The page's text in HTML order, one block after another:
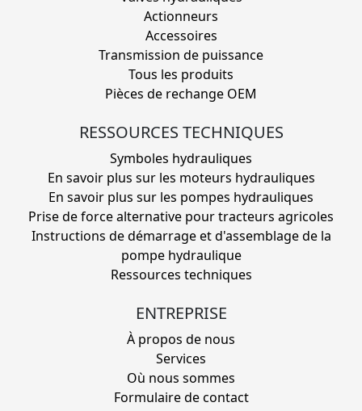
Actionneurs
Accessoires
Transmission de puissance
Tous les produits
Pièces de rechange OEM
RESSOURCES TECHNIQUES
Symboles hydrauliques
En savoir plus sur les moteurs hydrauliques
En savoir plus sur les pompes hydrauliques
Prise de force alternative pour tracteurs agricoles
Instructions de démarrage et d'assemblage de la
pompe hydraulique
Ressources techniques
ENTREPRISE
À propos de nous
Services
Où nous sommes
Formulaire de contact